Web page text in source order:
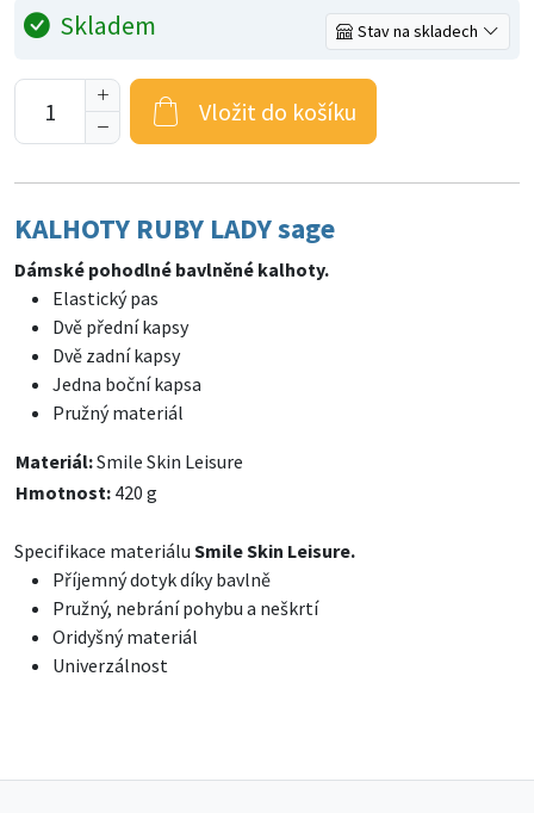
Skladem Stav na skladech
Vložit do košíku
KALHOTY RUBY LADY sage
Dámské pohodlné bavlněné kalhoty.
Elastický pas
Dvě přední kapsy
Dvě zadní kapsy
Jedna boční kapsa
Pružný materiál
Materiál:Smile Skin Leisure
Hmotnost: 420 g
Specifikace materiálu Smile Skin Leisure.
Příjemný dotyk díky bavlně
Pružný, nebrání pohybu a neškrtí
Oridyšný materiál
Univerzálnost